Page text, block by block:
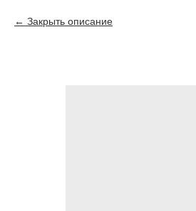
Закрыть описание